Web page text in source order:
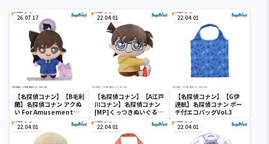
26.07.17
【名探偵コナン】【B毛利
蘭】名探偵コナン アクぬ
い For Amusement
Vol.1（EX）
22.04.01
【名探偵コナン】【A江戸
川コナン】名探偵コナン
[MP]くっつきぬいぐる
み“コナン&降谷&高木&
佐藤”
22.04.01
【名探偵コナン】【G伊
達航】名探偵コナン ポー
チ付エコバッグVol.3
22.04.01 22.04.01 22.04.01